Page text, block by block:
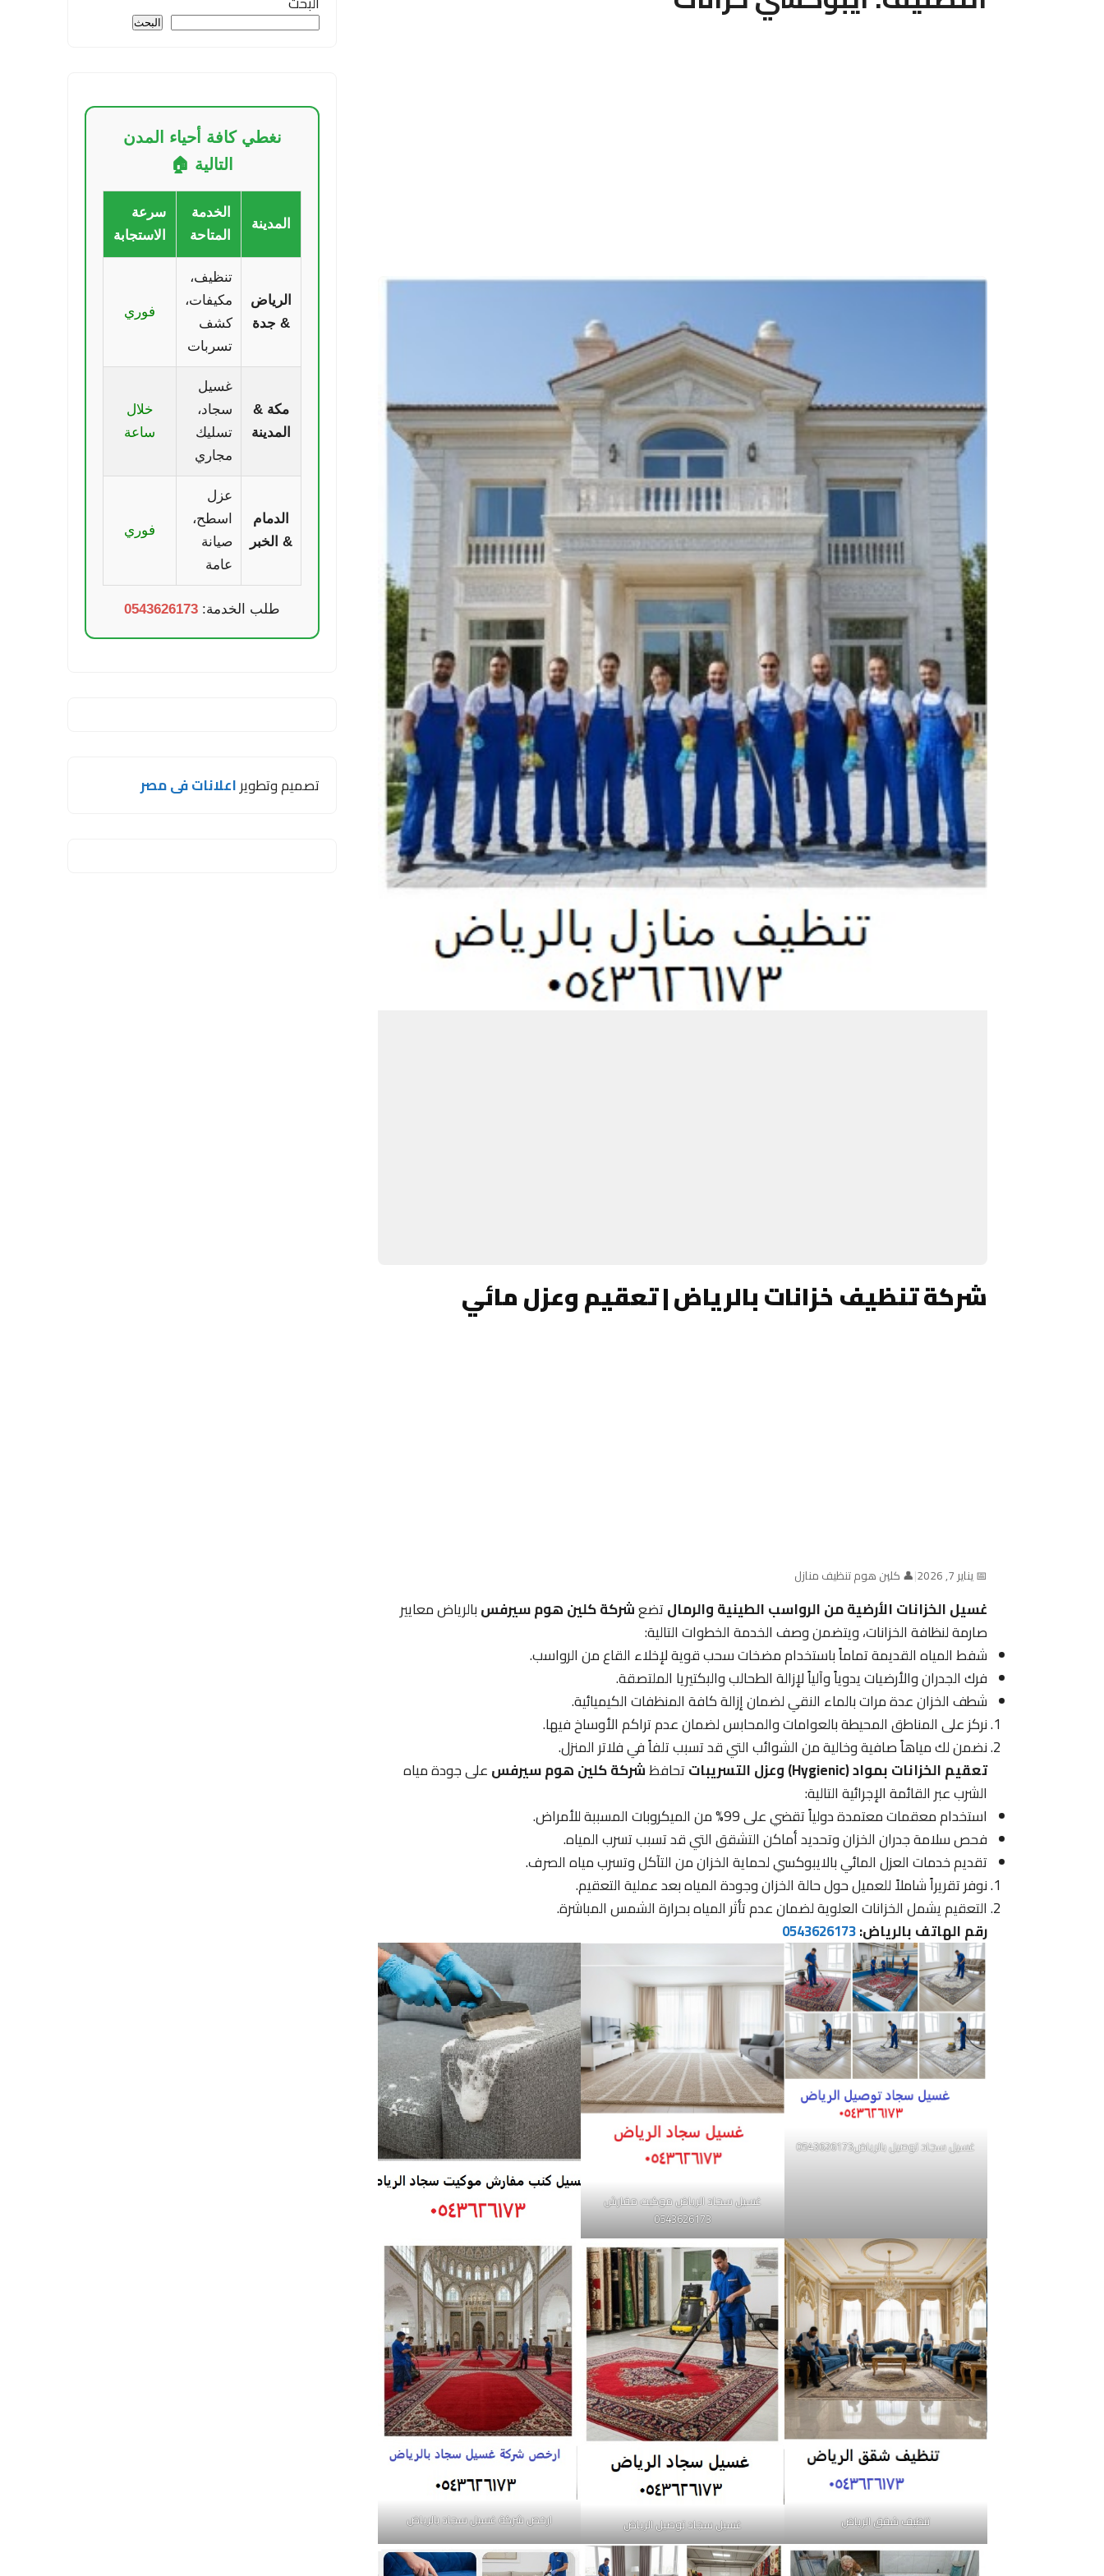
شركة تنظيف خزانات بالرياض | تعقيم وعزل مائي
📅 يناير 7, 2026 |👤 كلين هوم تنظيف منازل
غسيل الخزانات الأرضية من الرواسب الطينية والرمالتضعشركة كلين هوم سيرفسبالرياض معايير
صارمة لنظافة الخزانات، ويتضمن وصف الخدمة الخطوات التالية:
شفط المياه القديمة تماماً باستخدام مضخات سحب قوية لإخلاء القاع من الرواسب.
فرك الجدران والأرضيات يدوياً وآلياً لإزالة الطحالب والبكتيريا الملتصقة.
شطف الخزان عدة مرات بالماء النقي لضمان إزالة كافة المنظفات الكيميائية.
نركز على المناطق المحيطة بالعوامات والمحابس لضمان عدم تراكم الأوساخ فيها.
نضمن لك مياهاً صافية وخالية من الشوائب التي قد تسبب تلفاً في فلاتر المنزل.
تعقيم الخزانات بمواد (Hygienic) وعزل التسريبات
تحافظشركة كلين هوم سيرفسعلى جودة مياه
الشرب عبر القائمة الإجرائية التالية:
استخدام معقمات معتمدة دولياً تقضي على 99% من الميكروبات المسببة للأمراض.
فحص سلامة جدران الخزان وتحديد أماكن التشقق التي قد تسبب تسرب المياه.
تقديم خدمات العزل المائي بالايبوكسي لحماية الخزان من التآكل وتسرب مياه الصرف.
نوفر تقريراً شاملاً للعميل حول حالة الخزان وجودة المياه بعد عملية التعقيم.
التعقيم يشمل الخزانات العلوية لضمان عدم تأثر المياه بحرارة الشمس المباشرة.
رقم الهاتف بالرياض:0543626173
غسيل سجاد توصيل بالرياض0543626173
غسيل سجاد الرياض موكيت مفارش
0543626173
تنظيف شقق الرياض غسيل سجاد توصيل الرياض ارخص شركة غسيل سجاد بالرياض
البحث
نغطي كافة أحياء المدن
التالية 🏠
المدينة
الخدمة
المتاحة
سرعة
الاستجابة
الرياض
& جدة
تنظيف،
مكيفات،
كشف
تسربات
فوري
مكة &
المدينة
غسيل
سجاد،
تسليك
مجاري
خلال
ساعة
الدمام
& الخبر
عزل
اسطح،
صيانة
عامة
فوري
طلب الخدمة: 0543626173
تصميم وتطويراعلانات فى مصر